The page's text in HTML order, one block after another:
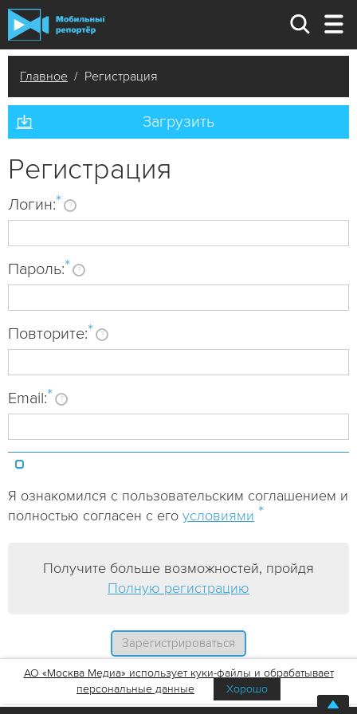
Главное / Регистрация
Загрузить
Регистрация
Логин:* ?
Пароль:* ?
Повторите:* ?
Email:* ?
Я ознакомился с пользовательским соглашением и
полностью согласен с его условиями *
Получите больше возможностей, пройдя
Полную регистрацию
АО «Москва Медиа» использует куки-файлы и обрабатывает
персональные данные
Хорошо